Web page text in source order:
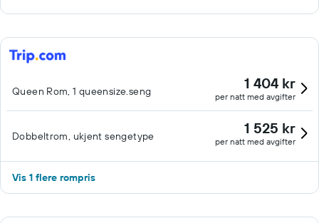
Queen Rom, 1 queensize.seng 1 404 kr
per natt med avgifter
Dobbeltrom, ukjent sengetype 1 525 kr
per natt med avgifter
Vis 1 flere rompris